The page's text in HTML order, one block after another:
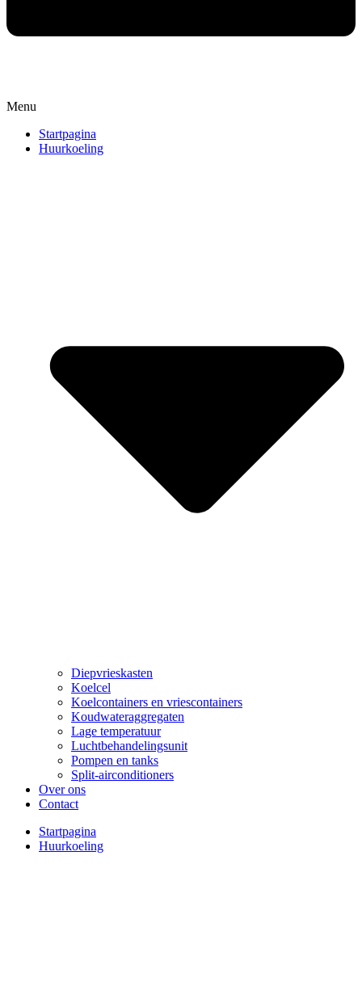
Menu
Startpagina
Huurkoeling
Diepvrieskasten
Koelcel
Koelcontainers en vriescontainers
Koudwateraggregaten
Lage temperatuur
Luchtbehandelingsunit
Pompen en tanks
Split-airconditioners
Over ons
Contact
Startpagina
Huurkoeling